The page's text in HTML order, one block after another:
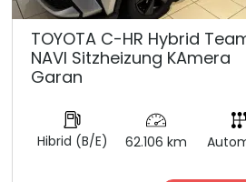
TOYOTA C-HR Hybrid
NAVI Sitzheizung KAmera
Garan
Hibrid (B/E) 62.106 km